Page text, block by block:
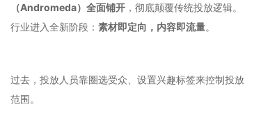
（Andromeda）全面铺开 ，彻底颠覆传统投放逻辑。
行业进入全新阶段： 素材即定向，内容即流量。
过去，投放人员靠圈选受众、设置兴趣标签来控制投放
范围。